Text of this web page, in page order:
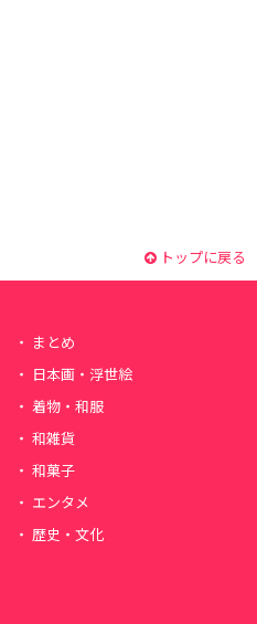
トップに戻る
まとめ
日本画・浮世絵
着物・和服
和雑貨
和菓子
エンタメ
歴史・文化